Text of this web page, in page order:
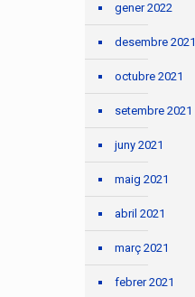
gener 2022
desembre 2021
octubre 2021
setembre 2021
juny 2021
maig 2021
abril 2021
març 2021
febrer 2021